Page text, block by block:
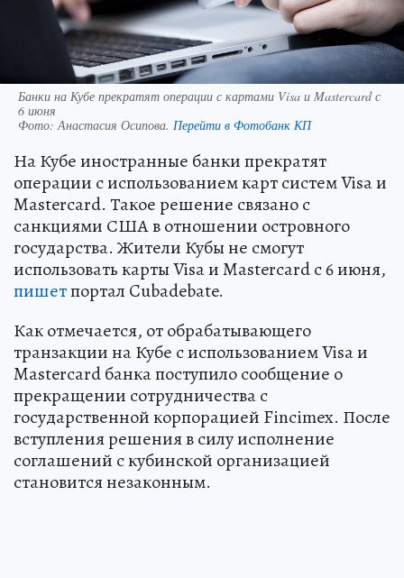
Банки на Кубе прекратят операции с картами Visa и Mastercard с
6 июня
Фото: Анастасия Осипова. Перейти в Фотобанк КП
На Кубе иностранные банки прекратят
операции с использованием карт систем Visa и
Mastercard. Такое решение связано с
санкциями США в отношении островного
государства. Жители Кубы не смогут
использовать карты Visa и Mastercard с 6 июня,
пишетпортал Cubadebate.
Как отмечается, от обрабатывающего
транзакции на Кубе с использованием Visa и
Mastercard банка поступило сообщение о
прекращении сотрудничества с
государственной корпорацией Fincimex. После
вступления решения в силу исполнение
соглашений с кубинской организацией
становится незаконным.